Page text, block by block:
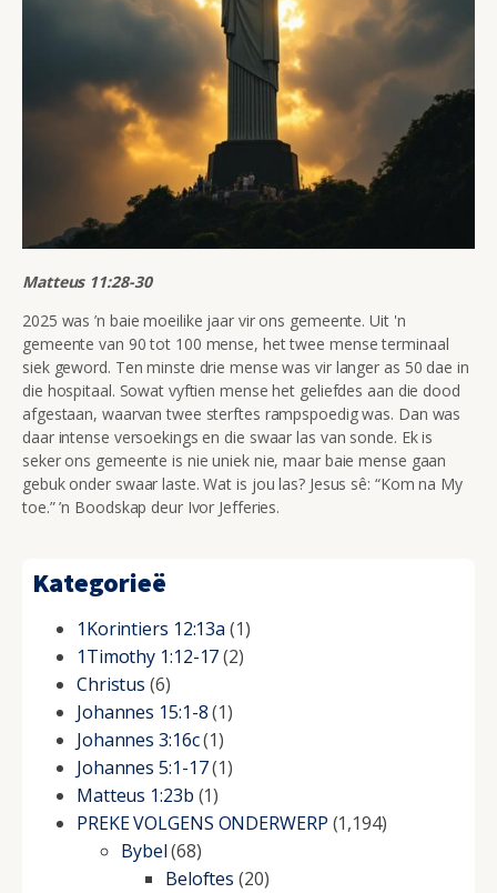
Matteus 11:28-30
2025 was ’n baie moeilike jaar vir ons gemeente. Uit 'n
gemeente van 90 tot 100 mense, het twee mense terminaal
siek geword. Ten minste drie mense was vir langer as 50 dae in
die hospitaal. Sowat vyftien mense het geliefdes aan die dood
afgestaan, waarvan twee sterftes rampspoedig was. Dan was
daar intense versoekings en die swaar las van sonde. Ek is
seker ons gemeente is nie uniek nie, maar baie mense gaan
gebuk onder swaar laste. Wat is jou las? Jesus sê: “Kom na My
toe.” ’n Boodskap deur Ivor Jefferies.
Kategorieë
1Korintiers 12:13a (1)
1Timothy 1:12-17(2)
Christus (6)
Johannes 15:1-8(1)
Johannes 3:16c(1)
Johannes 5:1-17(1)
Matteus 1:23b (1)
PREKE VOLGENS ONDERWERP (1,194)
Bybel(68)
Beloftes (20)